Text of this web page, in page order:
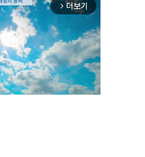
arrow_forward_ios 더보기